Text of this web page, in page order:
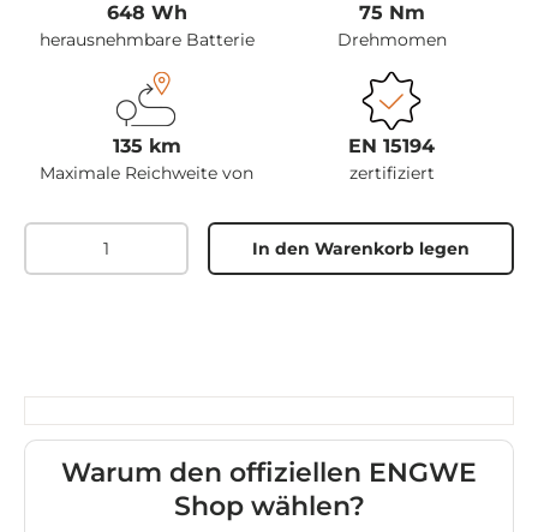
648 Wh
herausnehmbare Batterie
75 Nm
Drehmomen
135 km
Maximale Reichweite von
EN 15194
zertifiziert
In den Warenkorb legen
Warum den offiziellen ENGWE
Shop wählen?